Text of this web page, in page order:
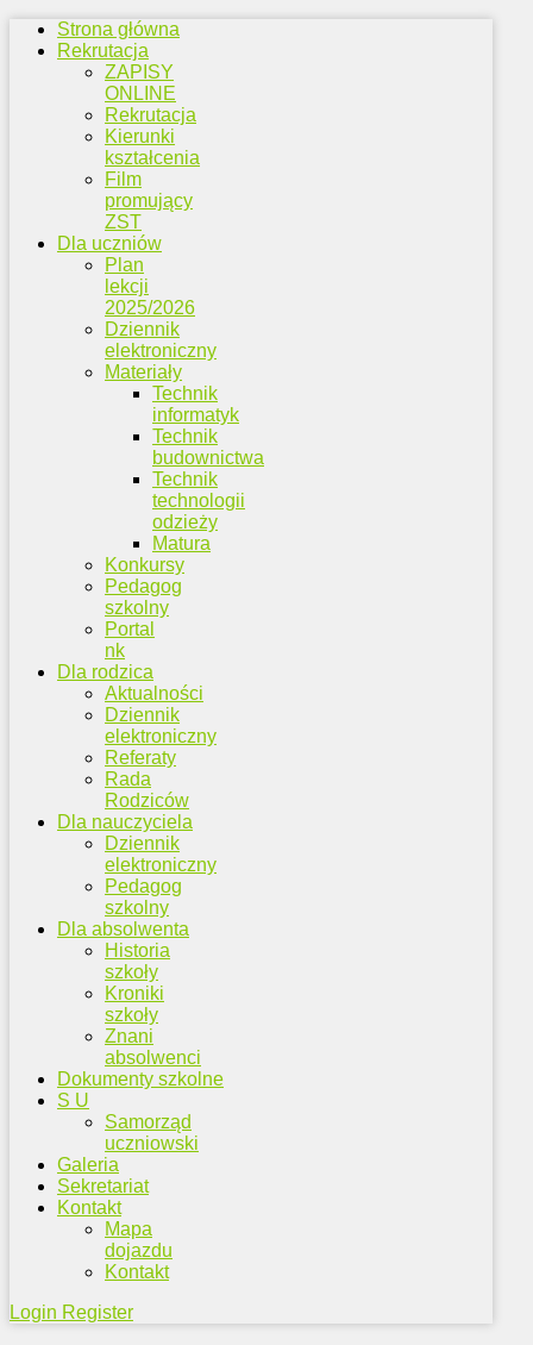
Strona główna
Rekrutacja
ZAPISY
ONLINE
Rekrutacja
Kierunki
kształcenia
Film
promujący
ZST
Dla uczniów
Plan
lekcji
2025/2026
Dziennik
elektroniczny
Materiały
Technik
informatyk
Technik
budownictwa
Technik
technologii
odzieży
Matura
Konkursy
Pedagog
szkolny
Portal
nk
Dla rodzica
Aktualności
Dziennik
elektroniczny
Referaty
Rada
Rodziców
Dla nauczyciela
Dziennik
elektroniczny
Pedagog
szkolny
Dla absolwenta
Historia
szkoły
Kroniki
szkoły
Znani
absolwenci
Dokumenty szkolne
S U
Samorząd
uczniowski
Galeria
Sekretariat
Kontakt
Mapa
dojazdu
Kontakt
Login Register